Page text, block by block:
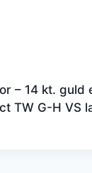
– 14 kt. guld
TW G-H VS